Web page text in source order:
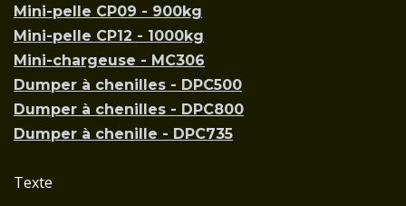
Mini-pelle CP09 - 900kg
Mini-pelle CP12 - 1000kg
Mini-chargeuse - MC306
Dumper à chenilles - DPC500
Dumper à chenilles - DPC800
Dumper à chenille - DPC735
Texte